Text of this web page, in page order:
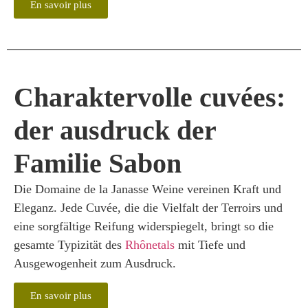
En savoir plus
Charaktervolle cuvées:
der ausdruck der
Familie Sabon
Die Domaine de la Janasse Weine vereinen Kraft und
Eleganz. Jede Cuvée, die die Vielfalt der Terroirs und
eine sorgfältige Reifung widerspiegelt, bringt so die
gesamte Typizität des Rhônetals mit Tiefe und
Ausgewogenheit zum Ausdruck.
En savoir plus